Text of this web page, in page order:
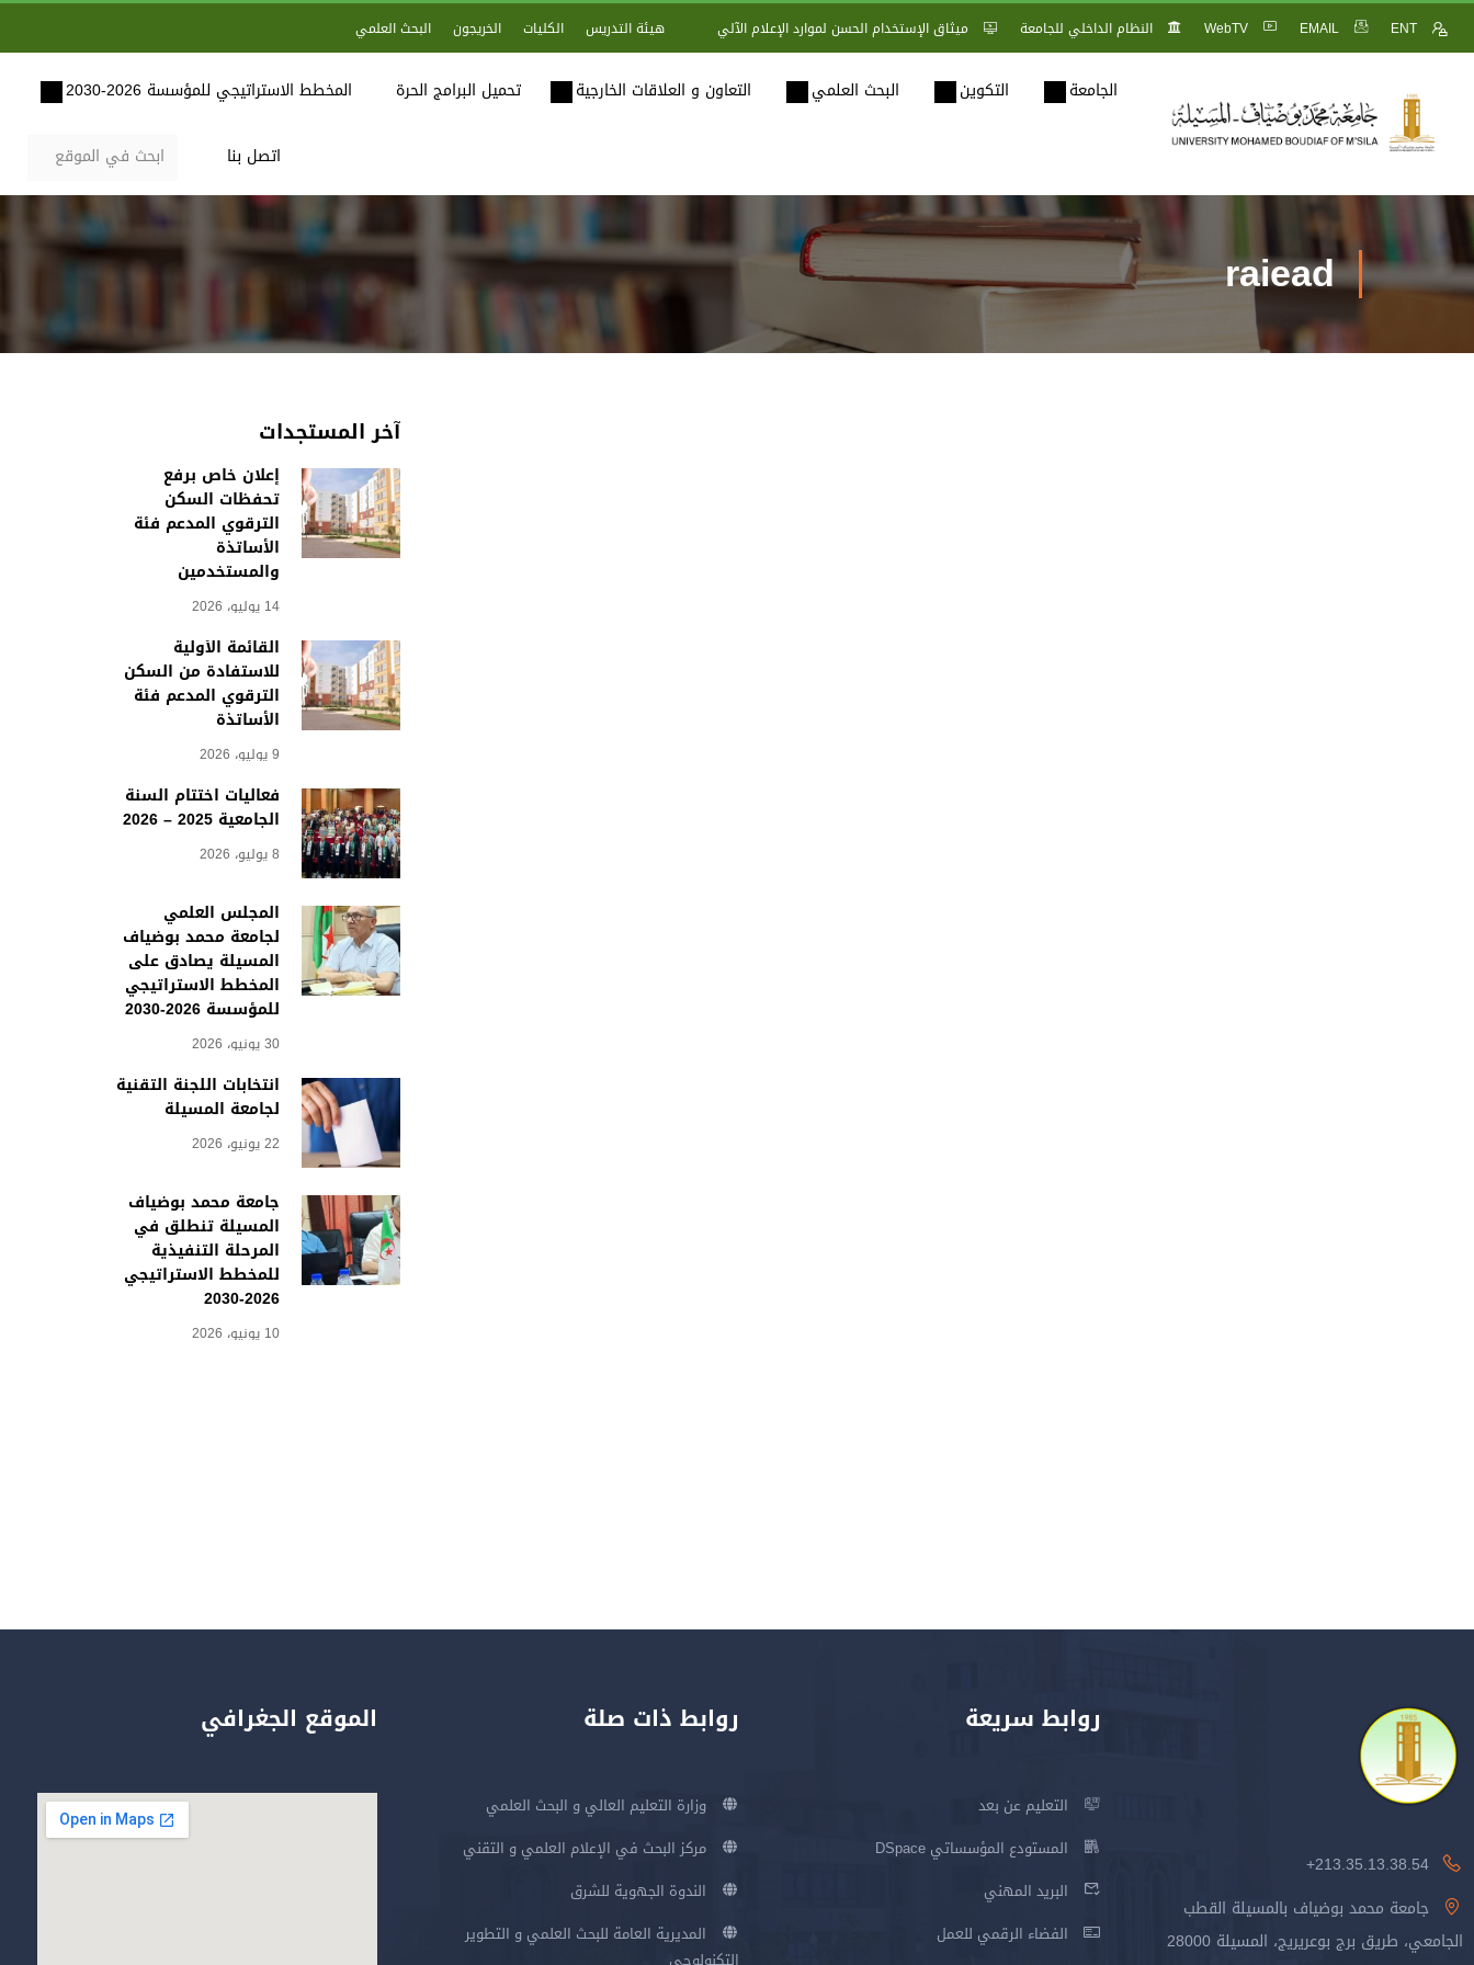
ENT
EMAIL
WebTV النظام الداخلي للجامعة ميثاق الإستخدام الحسن لموارد الإعلام الآلي هيئة التدريس الكليات الخريجون البحث العلمي
الجامعة التكوين البحث العلمي التعاون و العلاقات الخارجية تحميل البرامج الحرة المخطط الاستراتيجي للمؤسسة 2026-2030
اتصل بنا
raiead
آخر المستجدات
إعلان خاص برفع
تحفظات السكن
الترقوي المدعم فئة
الأساتذة
والمستخدمين
14 يوليو، 2026
القائمة الأولية
للاستفادة من السكن
الترقوي المدعم فئة
الأساتذة
9 يوليو، 2026
فعاليات اختتام السنة
الجامعية 2025 – 2026
8 يوليو، 2026
المجلس العلمي
لجامعة محمد بوضياف
المسيلة يصادق على
المخطط الاستراتيجي
للمؤسسة 2026-2030
30 يونيو، 2026
انتخابات اللجنة التقنية
لجامعة المسيلة
22 يونيو، 2026
جامعة محمد بوضياف
المسيلة تنطلق في
المرحلة التنفيذية
للمخطط الاستراتيجي
2026-2030
10 يونيو، 2026
213.35.13.38.54+
جامعة محمد بوضياف بالمسيلة القطب
الجامعي، طريق برج بوعريريج، المسيلة 28000
روابط سريعة
التعليم عن بعد
المستودع المؤسساتي DSpace
البريد المهني
الفضاء الرقمي للعمل
روابط ذات صلة
وزارة التعليم العالي و البحث العلمي
مركز البحث في الإعلام العلمي و التقني
الندوة الجهوية للشرق
المديرية العامة للبحث العلمي و التطوير
الموقع الجغرافي